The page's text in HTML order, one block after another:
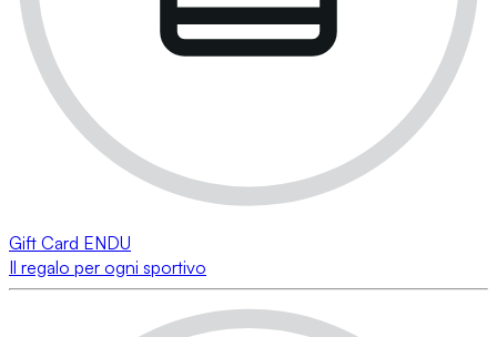
Gift Card ENDU
Il regalo per ogni sportivo